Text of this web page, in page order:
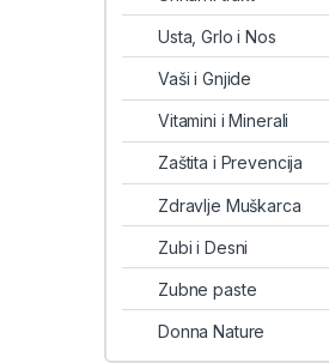
Usta, Grlo i Nos
Vaši i Gnjide
Vitamini i Minerali
Zaštita i Prevencija
Zdravlje Muškarca
Zubi i Desni
Zubne paste
Donna Nature